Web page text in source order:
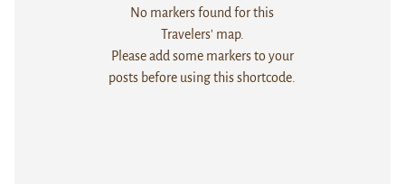
No markers found for this
Travelers' map.
Please add some markers to your
posts before using this shortcode.